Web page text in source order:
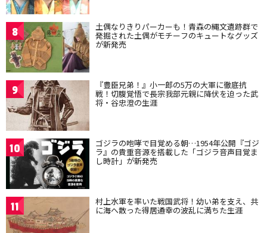
8 土偶なりきりパーカーも！青森の縄文遺跡群で
発掘された土偶がモチーフのキュートなグッズ
が新発売
9 『豊臣兄弟！』小一郎の5万の大軍に徹底抗
戦！切腹覚悟で長宗我部元親に降伏を迫った武
将・谷忠澄の生涯
10 ゴジラの咆哮で目覚める朝…1954年公開『ゴジ
ラ』の貴重音源を搭載した「ゴジラ音声目覚ま
し時計」が新発売
11 村上水軍を率いた戦国武将！幼い弟を支え、共
に海へ散った得居通幸の波乱に満ちた生涯